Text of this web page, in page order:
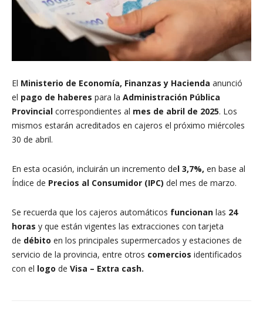
El Ministerio de Economía, Finanzas y Hacienda anunció
el pago de haberes para la Administración Pública
Provincial correspondientes al mes de abril de 2025. Los
mismos estarán acreditados en cajeros el próximo miércoles
30 de abril.
En esta ocasión, incluirán un incremento del 3,7%, en base al
Índice de Precios al Consumidor (IPC) del mes de marzo.
Se recuerda que los cajeros automáticos funcionan las 24
horas y que están vigentes las extracciones con tarjeta
de débito en los principales supermercados y estaciones de
servicio de la provincia, entre otros comercios identificados
con el logo de Visa – Extra cash.